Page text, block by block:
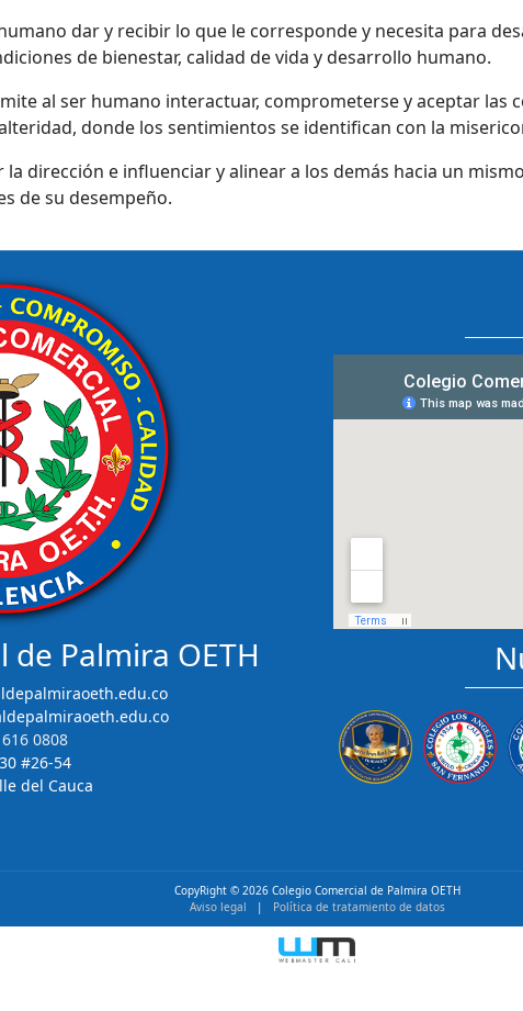
dar y recibir lo que le corresponde y necesita para
de bienestar, calidad de vida y desarrollo humano.
al ser humano interactuar, comprometerse y aceptar las
donde los sentimientos se identifican con la
la dirección e influenciar y alinear a los demás hacia un
de su desempeño.
Palmira OETH
0808
#26-54
del Cauca
CopyRight © 2026 Colegio Comercial de Palmira OETH
Aviso legal | Política de tratamiento de datos